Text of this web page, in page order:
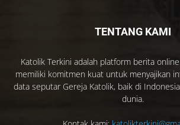
TENTANG KAMI
Katolik Terkini adalah platform berita
memiliki komitmen kuat untuk menyajikan
data seputar Gereja Katolik, baik di
dunia.